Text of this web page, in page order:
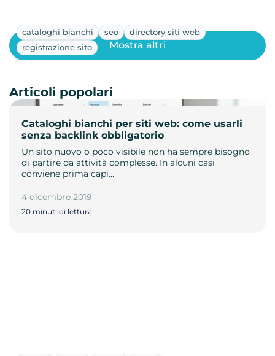
cataloghi bianchi seo
directory siti web
registrazione sito
Cataloghi bianchi per siti web: come usarli
senza backlink obbligatorio
Un sito nuovo o poco visibile non ha sempre bisogno
di partire da attività complesse. In alcuni casi
conviene prima capi…
4 dicembre 2019
20 minuti di lettura
Mostra altri
Articoli popolari